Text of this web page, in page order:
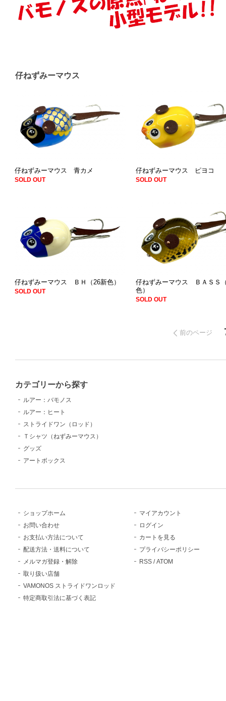
仔ねずみーマウス
仔ねずみーマウス 青カメ
SOLD OUT
仔ねずみーマウス ピヨコ
SOLD OUT
仔ねずみーマウス ＢＨ（26新色）
SOLD OUT
仔ねずみーマウス ＢＡＳＳ
色）
SOLD OUT
前のページ
カテゴリーから探す
ルアー：バモノス
ルアー：ヒート
ストライドワン（ロッド）
Ｔシャツ（ねずみーマウス）
グッズ
アートボックス
ショップホーム
お問い合わせ
お支払い方法について
配送方法・送料について
メルマガ登録・解除
取り扱い店舗
VAMONOS ストライドワンロッド
特定商取引法に基づく表記
マイアカウント
ログイン
カートを見る
プライバシーポリシー
RSS /ATOM